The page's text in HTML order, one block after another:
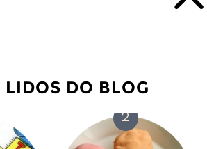
LIDOS DO BLOG